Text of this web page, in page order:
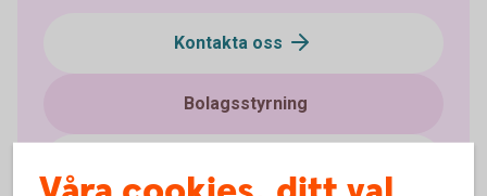
Kontakta oss
Bolagsstyrning